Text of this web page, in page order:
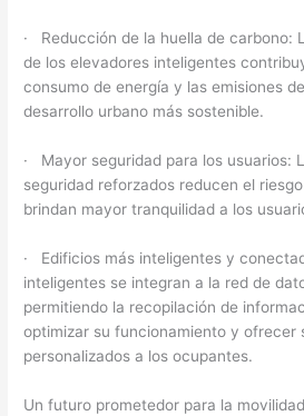
· Reducción de la huella de carbono:
de los elevadores inteligentes
consumo de energía y las emisiones
desarrollo urbano más sostenible.
· Mayor seguridad para los usuarios:
seguridad reforzados reducen el
brindan mayor tranquilidad a los
· Edificios más inteligentes y
inteligentes se integran a la red de
permitiendo la recopilación de
optimizar su funcionamiento y ofrecer
personalizados a los ocupantes.
Un futuro prometedor para la